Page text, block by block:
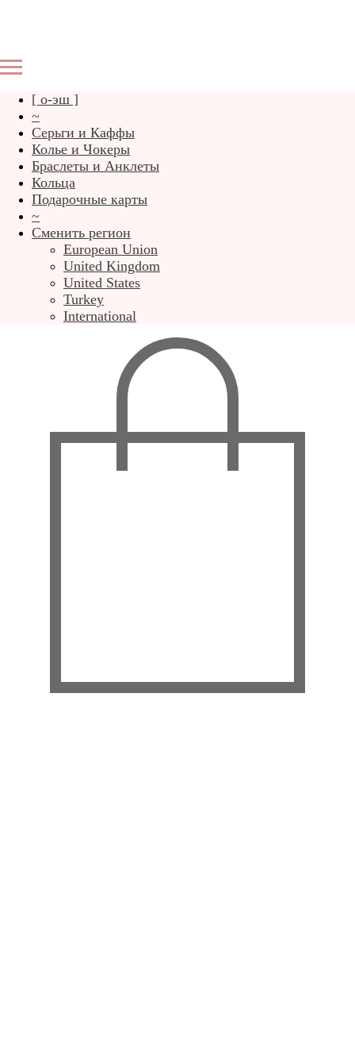
[ о-эш ]
~
Серьги и Каффы
Колье и Чокеры
Браслеты и Анклеты
Кольца
Подарочные карты
~
Сменить регион
European Union
United Kingdom
United States
Turkey
International